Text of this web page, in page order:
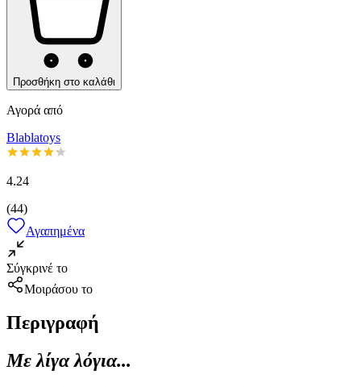
Προσθήκη στο καλάθι
Αγορά από
Blablatoys
4.24
(44)
Αγαπημένα
Σύγκρινέ το
Μοιράσου το
Περιγραφή
Με λίγα λόγια...